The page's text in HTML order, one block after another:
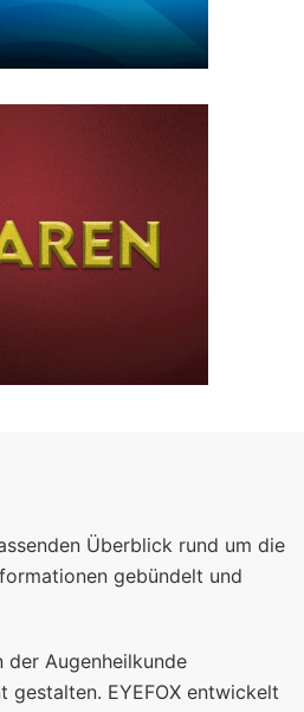
Überblick rund um die
gebündelt und
Augenheilkunde
EYEFOX entwickelt